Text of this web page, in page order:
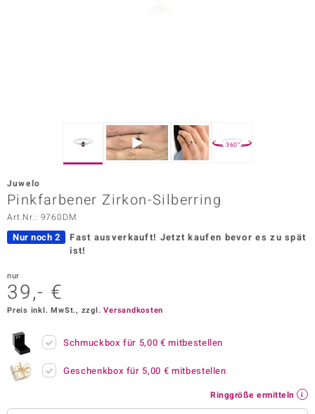
Vogue
360°
Juwelo
Pinkfarbener Zirkon-Silberring
Art.Nr.: 9760DM
Nur noch 2 Fast ausverkauft! Jetzt kaufen bevor es zu spät
ist!
nur
39,- €
Preis inkl. MwSt., zzgl.Versandkosten
Schmuckbox für 5,00 € mitbestellen
Geschenkbox für 5,00 € mitbestellen
Ringgröße ermitteln